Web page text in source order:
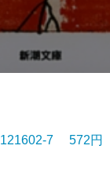
121602-7 572円